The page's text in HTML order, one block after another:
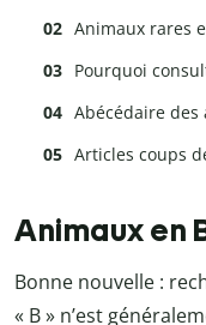
Animaux rares
Pourquoi
Abécédaire
Articles coups
Animaux en
Bonne nouvelle :
« B » n’est